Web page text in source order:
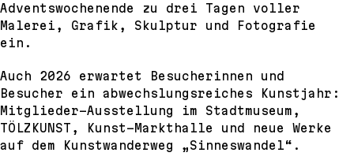
Adventswochenende zu drei Tagen voller
Malerei, Grafik, Skulptur und Fotografie
ein.
Auch 2026 erwartet Besucherinnen und
Besucher ein abwechslungsreiches Kunstjahr:
Mitglieder-Ausstellung im Stadtmuseum,
TÖLZKUNST, Kunst-Markthalle und neue Werke
auf dem Kunstwanderweg „Sinneswandel“.